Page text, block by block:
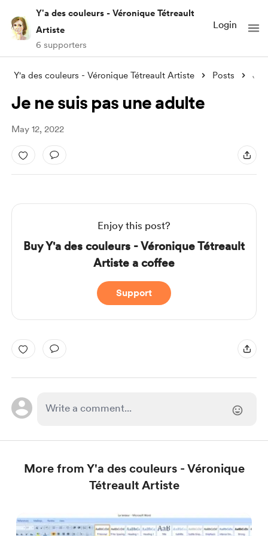
Y'a des couleurs - Véronique Tétreault
Artiste
6 supporters
Login
Y'a des couleurs - Véronique Tétreault Artiste Posts
Je ne suis pas une adulte
May 12, 2022
Enjoy this post?
Buy Y'a des couleurs - Véronique Tétreault
Artiste a coffee
Support
More from Y'a des couleurs - Véronique
Tétreault Artiste